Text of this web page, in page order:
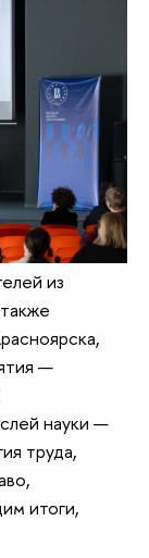
из
—
науки —
труда,
итоги,